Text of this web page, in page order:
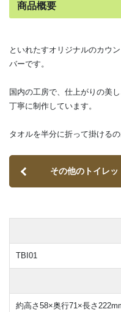
商品概要
といれたすオリジナルのカウ
バーです。
国内の工房で、仕上がりの美
丁寧に制作しています。
タオルを半分に折って掛ける
その他のトイレ
TBI01
約高さ58×奥行71×長さ